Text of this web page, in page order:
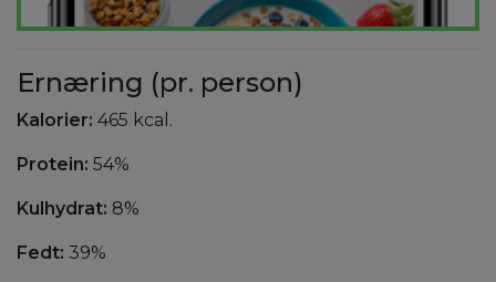
Ernæring (pr. person)
Kalorier: 465 kcal.
Protein: 54%
Kulhydrat: 8%
Fedt: 39%